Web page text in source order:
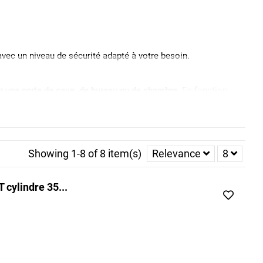
un niveau de sécurité adapté à votre besoin.
et extérieur avec une clé
possible, pour les secours, d’ouvrir la porte rapidement.
Showing 1-8 of 8 item(s) Relevance 8
cylindre 35...